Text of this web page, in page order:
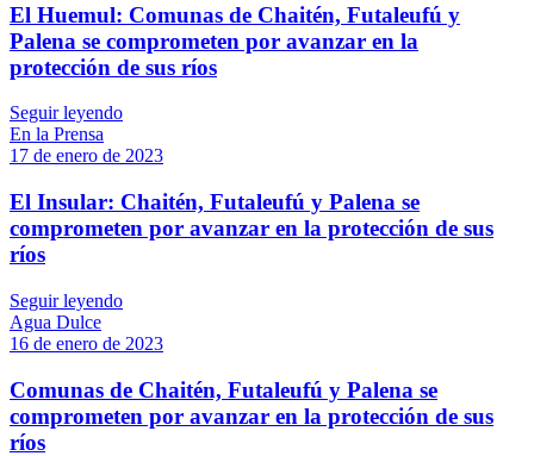
El Huemul: Comunas de Chaitén, Futaleufú y
Palena se comprometen por avanzar en la
protección de sus ríos
Seguir leyendo
En la Prensa
17 de enero de 2023
El Insular: Chaitén, Futaleufú y Palena se
comprometen por avanzar en la protección de sus
ríos
Seguir leyendo
Agua Dulce
16 de enero de 2023
Comunas de Chaitén, Futaleufú y Palena se
comprometen por avanzar en la protección de sus
ríos